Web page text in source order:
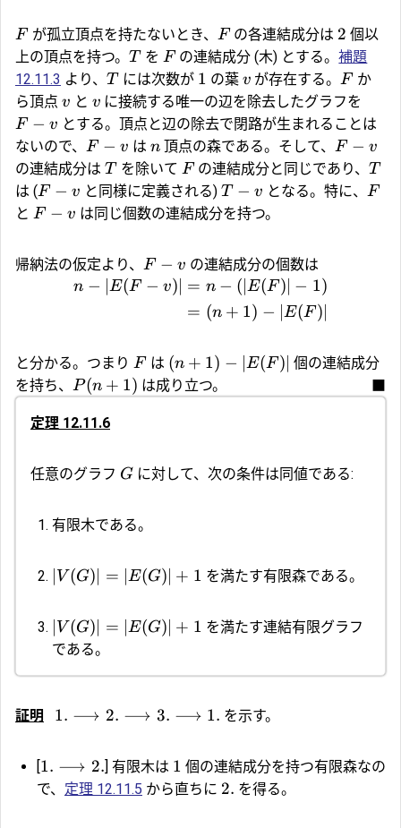
F が孤立頂点を持たないとき、 Fの各連結成分は 2 個以
上の頂点を持つ。 T を Fの連結成分 (木) とする。補題
12.11.3 より、 T には次数が 1 の葉 v が存在する。F か
ら頂点 v と v に接続する唯一の辺を除去したグラフを
F − v とする。頂点と辺の除去で閉路が生まれることは
ないので、 F − v は n 頂点の森である。そして、 F − v
の連結成分は T を除いて Fの連結成分と同じであり、T
は (F − v と同様に定義される) T − v となる。特に、 F
と F − v は同じ個数の連結成分を持つ。
帰納法の仮定より、 F − v の連結成分の個数は
n − ∣ E(F − v)∣ = n − (∣E(F)∣ − 1)
= (n + 1) − ∣E(F)∣
と分かる。つまり F は (n + 1) − ∣ E(F)∣ 個の連結成分
を持ち、
P(n + 1) は成り立つ。 ■
定理 12.11.6
任意のグラフ G に対して、次の条件は同値である:
有限木である。
∣ V (G)∣ = ∣E(G)∣ + 1 を満たす有限森である。
∣ V (G)∣ = ∣E(G)∣ + 1 を満たす連結有限グラフ
である。
証明 1. ⟶ 2. ⟶ 3. ⟶ 1. を示す。
[1. ⟶ 2.] 有限木は 1 個の連結成分を持つ有限森なの
で、 定理 12.11.5 から直ちに 2. を得る。